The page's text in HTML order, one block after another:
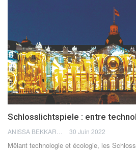
Schlosslichtspiele : entre
30 Juin 2022
Mêlant technologie et écologie, les